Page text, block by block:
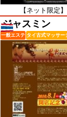
ット限定】キャン
ジャスミン
一般エステ タイ古式マッサー